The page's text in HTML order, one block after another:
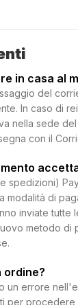
in casa al
del
In caso di
nella sede
con il
spedizioni)
modalità di
inviate tutte
metodo
ordine?
un errore
per